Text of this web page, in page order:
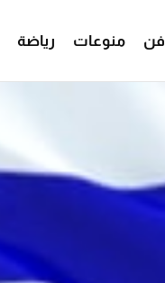
فن منوعات رياضة